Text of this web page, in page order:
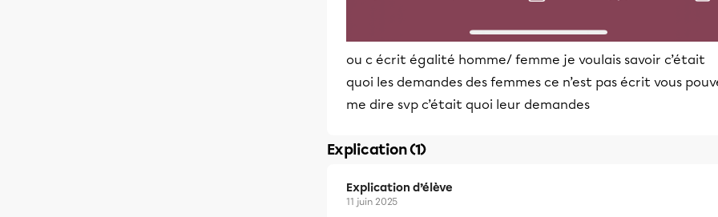
ou c écrit égalité homme/ femme je voulais savoir c’était
quoi les demandes des femmes ce n’est pas écrit vous
me dire svp c’était quoi leur demandes
Explication (1)
Explication d’élève
11 juin 2025